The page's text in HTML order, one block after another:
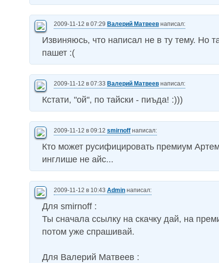
2009-11-12 в 07:29 Валерий Матвеев написал:
Извиняюсь, что написал не в ту тему. Но
пашет :(
2009-11-12 в 07:33 Валерий Матвеев написал:
Кстати, "ой", по тайски - пиъда! :)))
2009-11-12 в 09:12 smirnoff написал:
Кто может русифицировать премиум
инглише не айс...
2009-11-12 в 10:43 Admin написал:
Для smirnoff :
Ты сначала ссылку на скачку дай, на
потом уже спрашивай.
Для Валерий Матвеев :